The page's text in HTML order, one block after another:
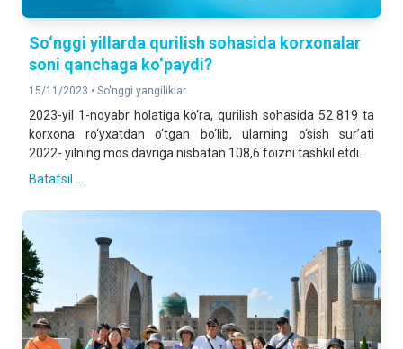
So‘nggi yillarda qurilish sohasida korxonalar
soni qanchaga ko‘paydi?
15/11/2023 • So'nggi yangiliklar
2023-yil 1-noyabr holatiga ko‘ra, qurilish sohasida 52 819 ta
korxona ro‘yxatdan o‘tgan bo‘lib, ularning o‘sish sur’ati
2022- yilning mos davriga nisbatan 108,6 foizni tashkil etdi.
Batafsil ...